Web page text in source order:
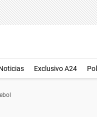
Exclusivo A24